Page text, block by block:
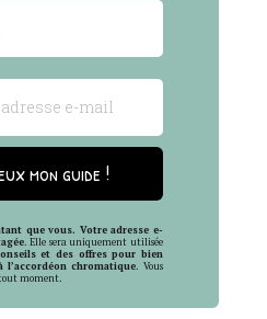
mon guide !
que vous. Votre adresse e-
. Elle sera uniquement utilisée
et des offres pour bien
l’accordéon chromatique. Vous
tout moment.